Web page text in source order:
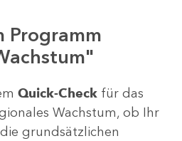
Programm
Quick-Check für das
Wachstum, ob Ihr
grundsätzlichen